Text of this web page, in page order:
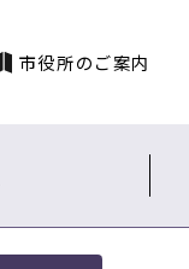
市役所のご案内